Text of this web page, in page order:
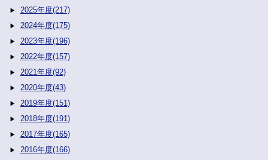
2025年度(217)
2024年度(175)
2023年度(196)
2022年度(157)
2021年度(92)
2020年度(43)
2019年度(151)
2018年度(191)
2017年度(165)
2016年度(166)